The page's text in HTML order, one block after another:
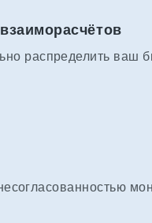
распределить ваш